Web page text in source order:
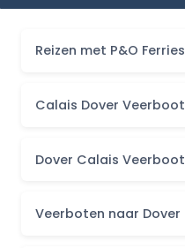
Reizen met P&O Ferries
Calais Dover Veerboot
Dover Calais Veerboot
Veerboten naar Dover